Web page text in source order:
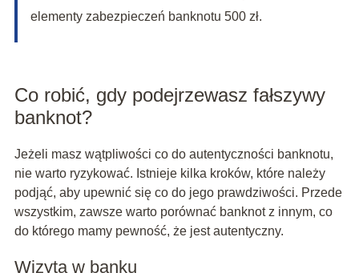
elementy zabezpieczeń banknotu 500 zł.
Co robić, gdy podejrzewasz fałszywy
banknot?
Jeżeli masz wątpliwości co do autentyczności banknotu,
nie warto ryzykować. Istnieje kilka kroków, które należy
podjąć, aby upewnić się co do jego prawdziwości. Przede
wszystkim, zawsze warto porównać banknot z innym, co
do którego mamy pewność, że jest autentyczny.
Wizyta w banku